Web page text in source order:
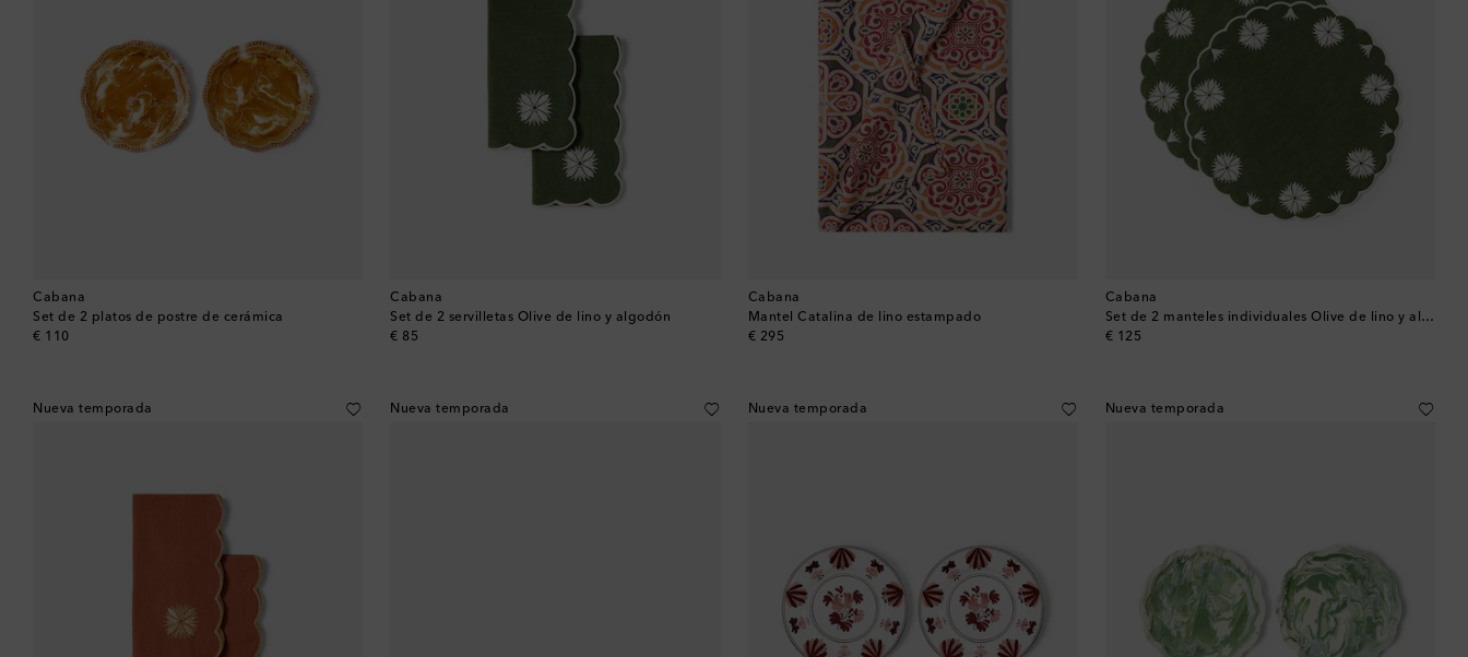
Cabana
Set de 2 platos de postre de cerámica
€ 110
original price
Cabana
Set de 2 servilletas Olive de lino y algodón
€ 85
original price
Cabana
Mantel Catalina de lino estampado
€ 295
original price
Cabana
Set de 2 manteles individuales Olive de lino y algodón
€ 125
original price
Nueva temporada Nueva temporada Nueva temporada Nueva temporada